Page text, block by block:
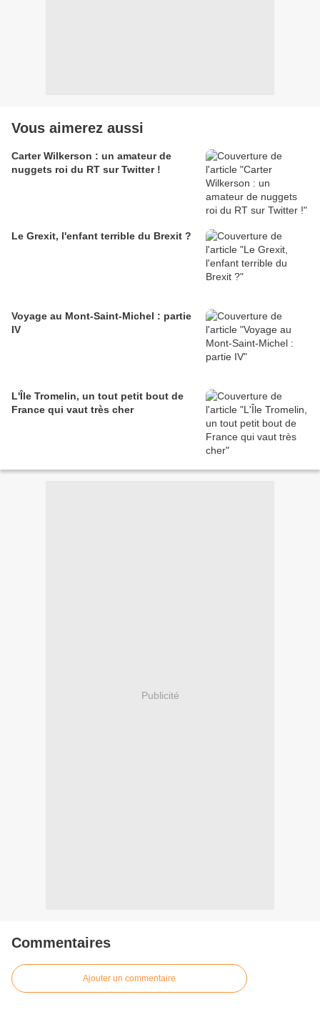
Vous aimerez aussi
Carter Wilkerson : un amateur de
nuggets roi du RT sur Twitter !
Le Grexit, l'enfant terrible du Brexit ?
Voyage au Mont-Saint-Michel : partie
IV
L'Île Tromelin, un tout petit bout de
France qui vaut très cher
Publicité
Commentaires
Ajouter un commentaire